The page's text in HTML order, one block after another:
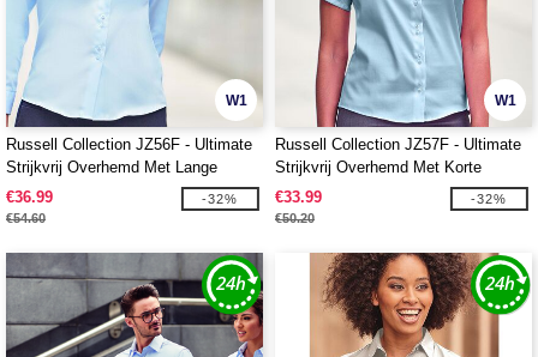
W1
Russell Collection JZ56F - Ultimate
Strijkvrij Overhemd Met Lange
Mouwen
€36.99
€54.60
-32%
W1
Russell Collection JZ57F - Ultimate
Strijkvrij Overhemd Met Korte
Mouwen
€33.99
€50.20
-32%